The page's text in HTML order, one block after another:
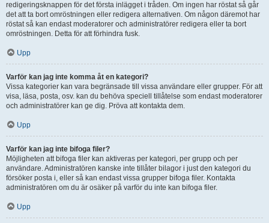
redigeringsknappen för det första inlägget i tråden. Om ingen har röstat så går
det att ta bort omröstningen eller redigera alternativen. Om någon däremot har
röstat så kan endast moderatorer och administratörer redigera eller ta bort
omröstningen. Detta för att förhindra fusk.
Upp
Varför kan jag inte komma åt en kategori?
Vissa kategorier kan vara begränsade till vissa användare eller grupper. För att
visa, läsa, posta, osv. kan du behöva speciell tillåtelse som endast moderatorer
och administratörer kan ge dig. Pröva att kontakta dem.
Upp
Varför kan jag inte bifoga filer?
Möjligheten att bifoga filer kan aktiveras per kategori, per grupp och per
användare. Administratören kanske inte tillåter bilagor i just den kategori du
försöker posta i, eller så kan endast vissa grupper bifoga filer. Kontakta
administratören om du är osäker på varför du inte kan bifoga filer.
Upp